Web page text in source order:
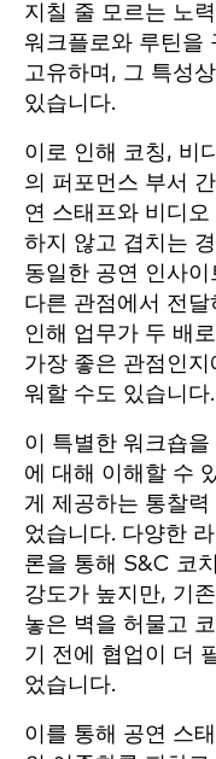
지칠 줄 모르는 노
워크플로와 루틴을
고유하며, 그 특성
있습니다.
이로 인해 코칭, 비
의 퍼포먼스 부서
연 스태프와 비디
하지 않고 겹치는
동일한 공연 인사
다른 관점에서 전
인해 업무가 두 배
가장 좋은 관점인
워할 수도 있습니다.
이 특별한 워크숍
에 대해 이해할 수
게 제공하는 통찰
었습니다. 다양한
론을 통해 S&C 코
강도가 높지만, 기
놓은 벽을 허물고
기 전에 협업이 더
었습니다.
이를 통해 공연 스